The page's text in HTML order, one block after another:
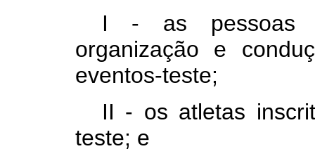
I - as pessoas
organização e
eventos-teste;
II - os atletas
teste; e